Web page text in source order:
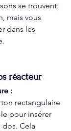
se trouvent
mais vous
dans les
réacteur
:
rectangulaire
pour insérer
dos. Cela